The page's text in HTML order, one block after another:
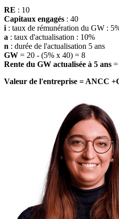
RE : 10
Capitaux engagés : 40
i : taux de rémunération du GW :
a : taux d'actualisation : 10%
n : durée de l'actualisation 5 ans
GW = 20 - (5% x 40) = 8
Rente du GW actualisée à 5 ans
Valeur de l'entreprise = ANCC